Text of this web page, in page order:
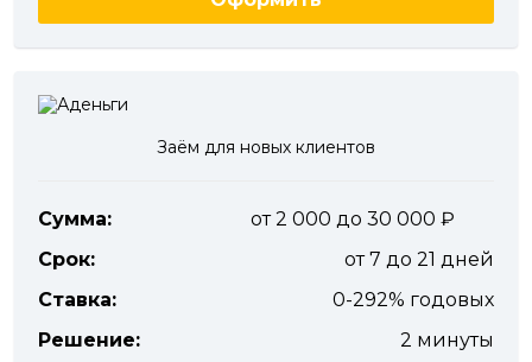
Заём для новых клиентов
Сумма:
от 2 000 до 30 000
Срок:
от 7 до 21 дней
Ставка:
0-292% годовых
Решение:
2 минуты